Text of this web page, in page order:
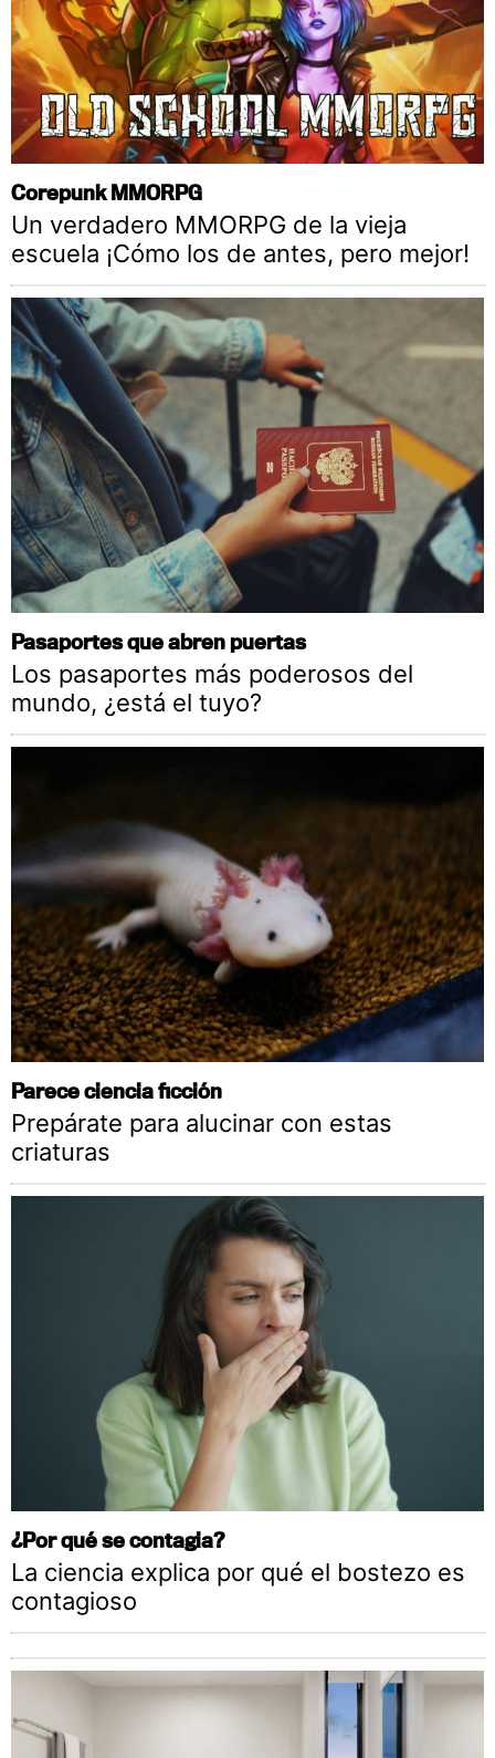
Corepunk MMORPG
Un verdadero MMORPG de la vieja
escuela ¡Cómo los de antes, pero mejor!
Pasaportes que abren puertas
Los pasaportes más poderosos del
mundo, ¿está el tuyo?
Parece ciencia ficción
Prepárate para alucinar con estas
criaturas
¿Por qué se contagia?
La ciencia explica por qué el bostezo es
contagioso